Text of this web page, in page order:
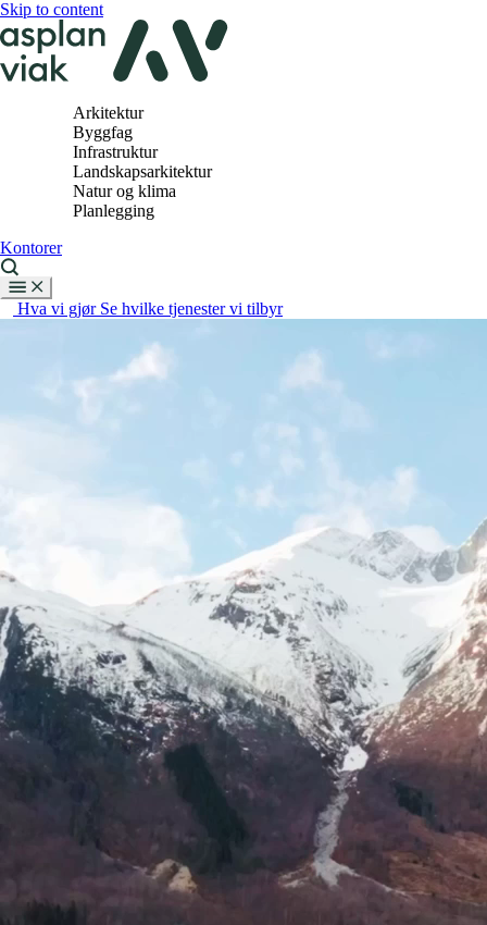
Skip to content
Arkitektur
Byggfag
Infrastruktur
Landskapsarkitektur
Natur og klima
Planlegging
Kontorer
Hva vi gjør Se hvilke tjenester vi tilbyr